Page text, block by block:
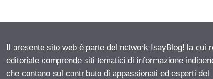
Il presente sito web è parte del network IsayBlog! la cui
editoriale comprende siti tematici di informazione
che contano sul contributo di appassionati ed esperti del